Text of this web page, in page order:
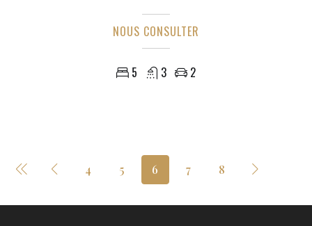
NOUS CONSULTER
5 3 2
4 5 6 7 8